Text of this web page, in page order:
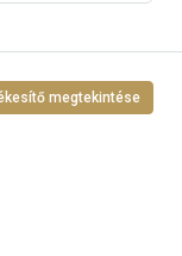
megtekintése